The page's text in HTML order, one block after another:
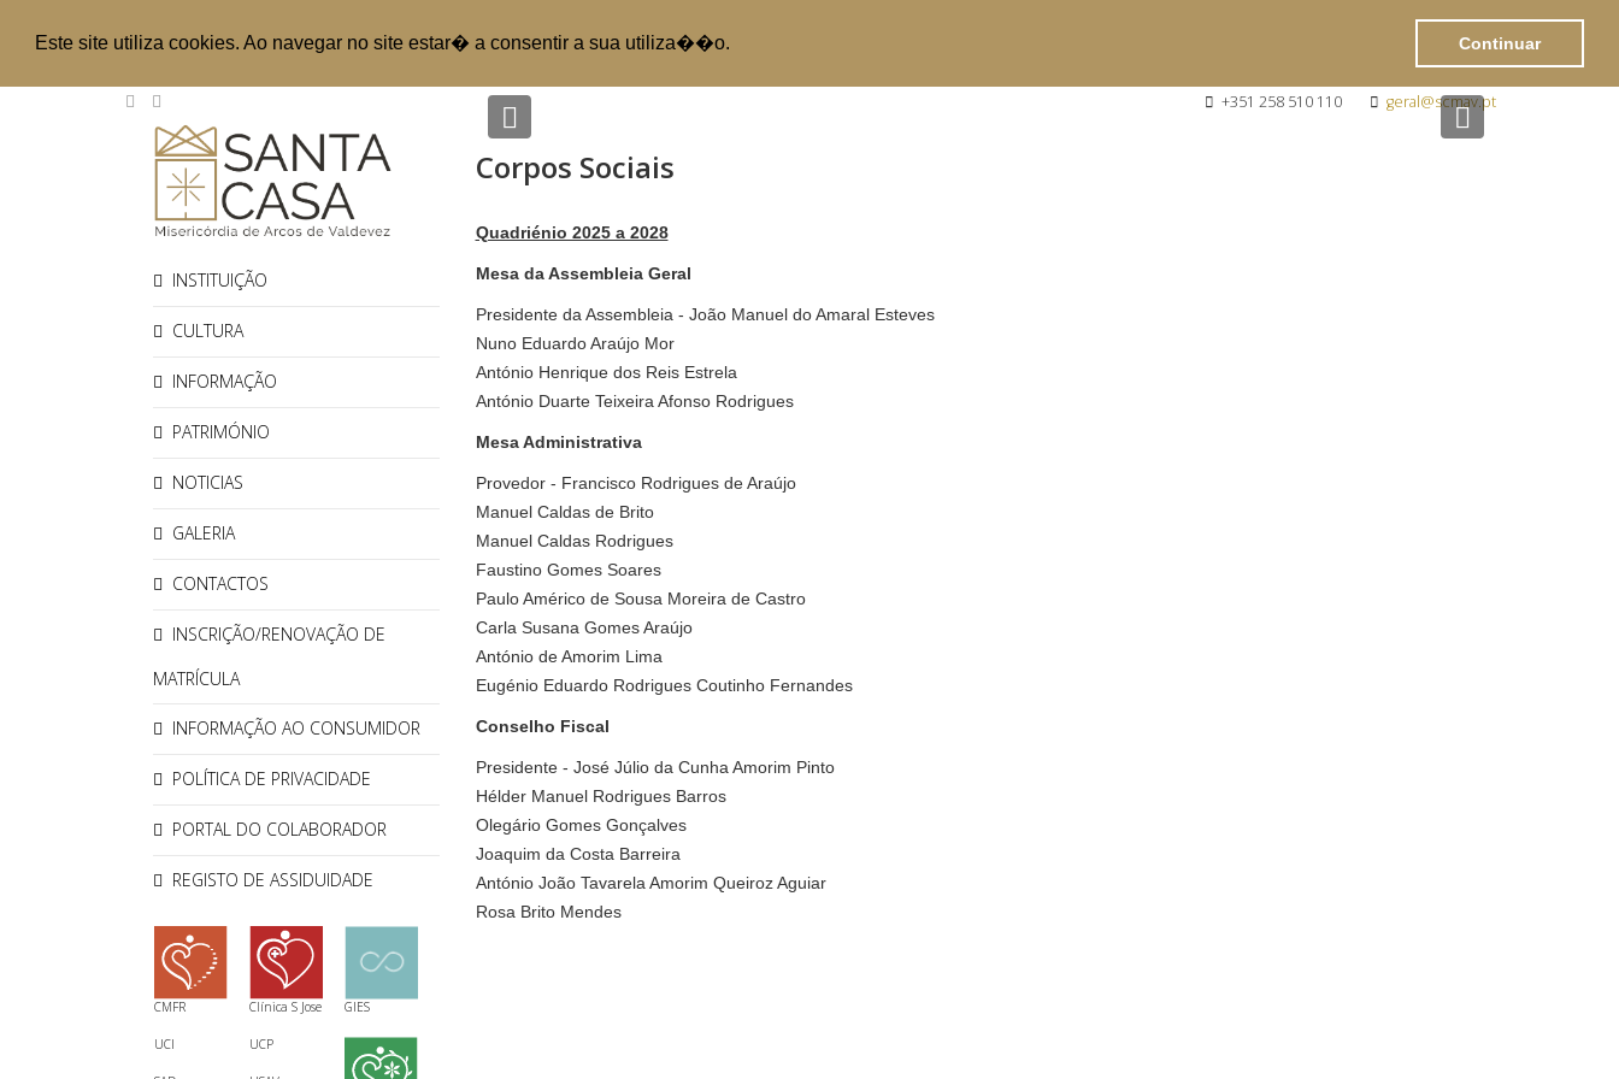
Este site utiliza cookies. Ao navegar no site estar� a consentir a sua utiliza��o. Continuar
+351 258 510 110 geral@scmav.pt
INSTITUIÇÃO
CULTURA
INFORMAÇÃO
PATRIMÓNIO
NOTICIAS
GALERIA
CONTACTOS
INSCRIÇÃO/RENOVAÇÃO DE
MATRÍCULA
INFORMAÇÃO AO CONSUMIDOR
POLÍTICA DE PRIVACIDADE
PORTAL DO COLABORADOR
REGISTO DE ASSIDUIDADE
GIES
Clínica S Jose
CMFR
UCP
UCI
Next
Corpos Sociais
Quadriénio 2025 a 2028
Mesa da Assembleia Geral
Presidente da Assembleia - João Manuel do Amaral Esteves
Nuno Eduardo Araújo Mor
António Henrique dos Reis Estrela
António Duarte Teixeira Afonso Rodrigues
Mesa Administrativa
Provedor - Francisco Rodrigues de Araújo
Manuel Caldas de Brito
Manuel Caldas Rodrigues
Faustino Gomes Soares
Paulo Américo de Sousa Moreira de Castro
Carla Susana Gomes Araújo
António de Amorim Lima
Eugénio Eduardo Rodrigues Coutinho Fernandes
Conselho Fiscal
Presidente - José Júlio da Cunha Amorim Pinto
Hélder Manuel Rodrigues Barros
Olegário Gomes Gonçalves
Joaquim da Costa Barreira
António João Tavarela Amorim Queiroz Aguiar
Rosa Brito Mendes